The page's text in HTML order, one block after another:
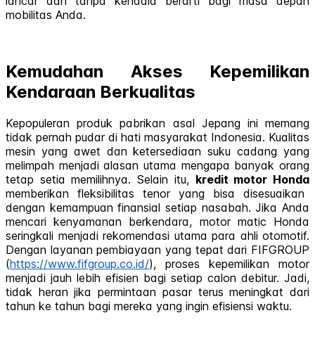
mobilitas Anda.
Kemudahan Akses Kepemilikan
Kendaraan Berkualitas
Kepopuleran produk pabrikan asal Jepang ini memang
tidak pernah pudar di hati masyarakat Indonesia. Kualitas
mesin yang awet dan ketersediaan suku cadang yang
melimpah menjadi alasan utama mengapa banyak orang
tetap setia memilihnya. Selain itu, kredit motor Honda
memberikan fleksibilitas tenor yang bisa disesuaikan
dengan kemampuan finansial setiap nasabah. Jika Anda
mencari kenyamanan berkendara, motor matic Honda
seringkali menjadi rekomendasi utama para ahli otomotif.
Dengan layanan pembiayaan yang tepat dari FIFGROUP
(https://www.fifgroup.co.id/), proses kepemilikan motor
menjadi jauh lebih efisien bagi setiap calon debitur. Jadi,
tidak heran jika permintaan pasar terus meningkat dari
tahun ke tahun bagi mereka yang ingin efisiensi waktu.